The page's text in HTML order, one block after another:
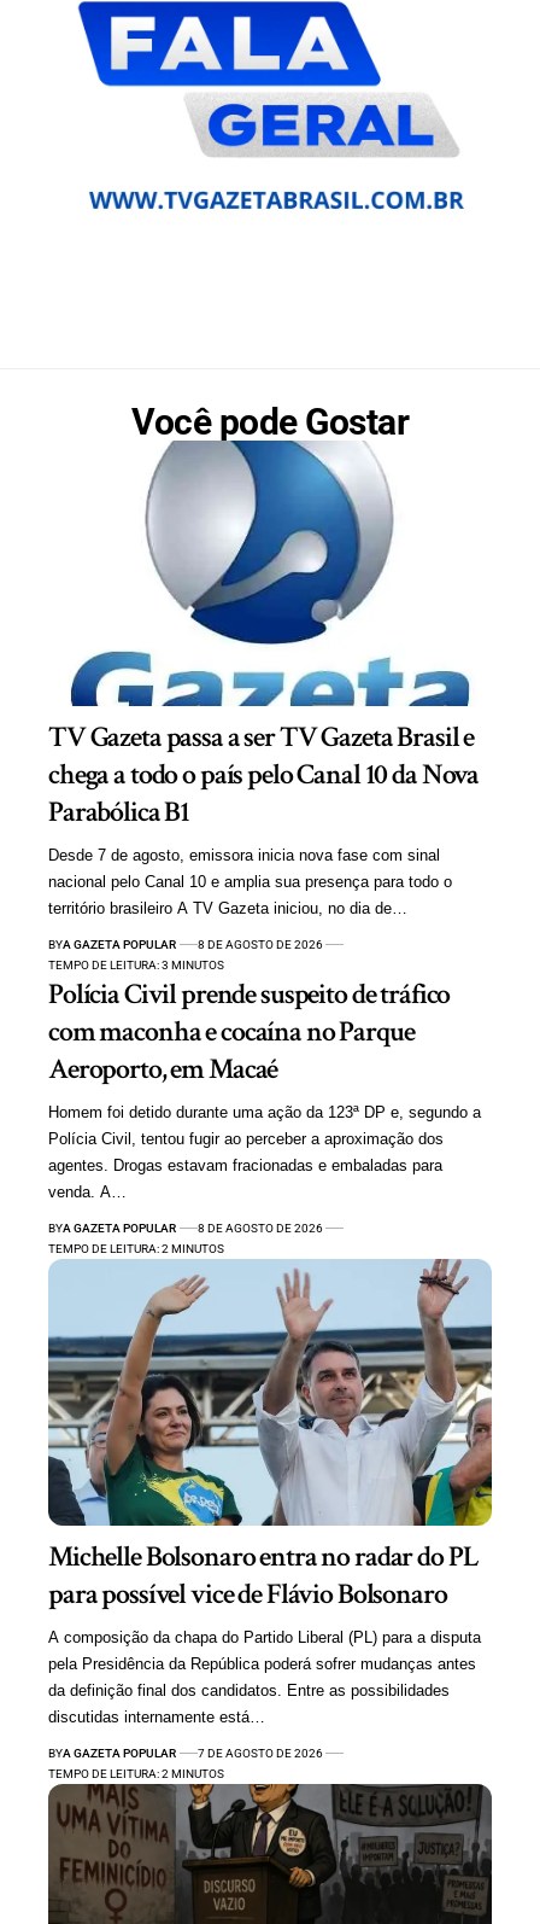
Você pode Gostar
TV Gazeta passa a ser TV Gazeta Brasil e
chega a todo o país pelo Canal 10 da Nova
Parabólica B1
Desde 7 de agosto, emissora inicia nova fase com sinal
nacional pelo Canal 10 e amplia sua presença para todo o
território brasileiro A TV Gazeta iniciou, no dia de…
BYA GAZETA POPULAR
8 DE AGOSTO DE 2026
TEMPO DE LEITURA: 3 MINUTOS
Polícia Civil prende suspeito de tráfico
com maconha e cocaína no Parque
Aeroporto, em Macaé
Homem foi detido durante uma ação da 123ª DP e, segundo a
Polícia Civil, tentou fugir ao perceber a aproximação dos
agentes. Drogas estavam fracionadas e embaladas para
venda. A…
BYA GAZETA POPULAR
8 DE AGOSTO DE 2026
TEMPO DE LEITURA: 2 MINUTOS
Michelle Bolsonaro entra no radar do PL
para possível vice de Flávio Bolsonaro
A composição da chapa do Partido Liberal (PL) para a disputa
pela Presidência da República poderá sofrer mudanças antes
da definição final dos candidatos. Entre as possibilidades
discutidas internamente está…
BYA GAZETA POPULAR
7 DE AGOSTO DE 2026
TEMPO DE LEITURA: 2 MINUTOS